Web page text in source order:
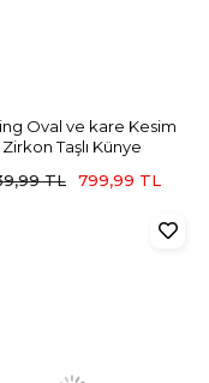
Oval ve kare Kesim
Zirkon Taşlı Künye
TL
799,99 TL